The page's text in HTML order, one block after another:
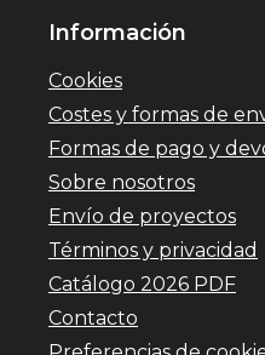
Información
Cookies
Costes y formas de
Formas de pago y
Sobre nosotros
Envío de proyectos
Términos y privacidad
Catálogo 2026 PDF
Contacto